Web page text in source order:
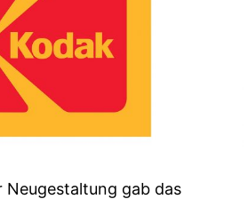
Neugestaltung gab das